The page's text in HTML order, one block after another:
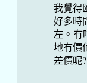
我覺得
好多時
左。冇
地冇價
差價呢?